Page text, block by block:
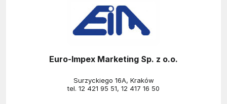
Euro-Impex Marketing Sp. z o.o.
Surzyckiego 16A, Kraków
tel. 12 421 95 51, 12 417 16 50